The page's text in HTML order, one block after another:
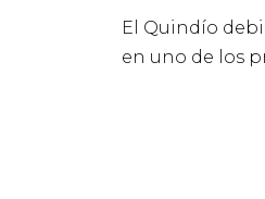
El Quindío
en uno de los